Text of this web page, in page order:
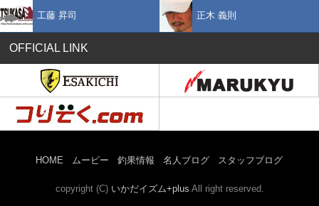
工藤 昇司 正木 義則
OFFICIAL LINK
HOME ムービー 釣果情報 名人ブログ スタッフブログ
copyright (C) いかだイズム+plus All right reserved.